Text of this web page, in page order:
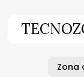
Zona